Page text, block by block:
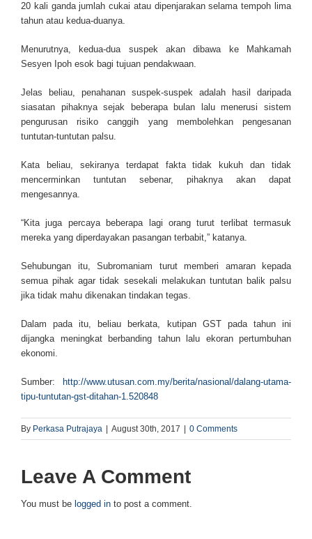
20 kali ganda jumlah cukai atau dipenjarakan selama tempoh lima
tahun atau kedua-duanya.
Menurutnya, kedua-dua suspek akan dibawa ke Mahkamah
Sesyen Ipoh esok bagi tujuan pendakwaan.
Jelas beliau, penahanan suspek-suspek adalah hasil daripada
siasatan pihaknya sejak beberapa bulan lalu menerusi sistem
pengurusan risiko canggih yang membolehkan pengesanan
tuntutan-tuntutan palsu.
Kata beliau, sekiranya terdapat fakta tidak kukuh dan tidak
mencerminkan tuntutan sebenar, pihaknya akan dapat
mengesannya.
“Kita juga percaya beberapa lagi orang turut terlibat termasuk
mereka yang diperdayakan pasangan terbabit,” katanya.
Sehubungan itu, Subromaniam turut memberi amaran kepada
semua pihak agar tidak sesekali melakukan tuntutan balik palsu
jika tidak mahu dikenakan tindakan tegas.
Dalam pada itu, beliau berkata, kutipan GST pada tahun ini
dijangka me­ningkat berban­ding tahun lalu eko­ran per­tum­buhan
ekonomi.
Sumber:
http://www.utusan.com.my/berita/nasional/dalang-utama-
tipu-tuntutan-gst-ditahan-1.520848
By Perkasa Putrajaya August 30th, 2017 0 Comments
Leave A Comment
You must be logged in to post a comment.